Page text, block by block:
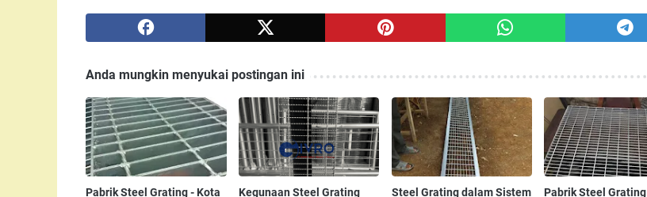
Anda mungkin menyukai postingan ini
Pabrik Steel Grating - Kota
Kegunaan Steel Grating
Steel Grating dalam Sistem
Pabrik Steel Grating